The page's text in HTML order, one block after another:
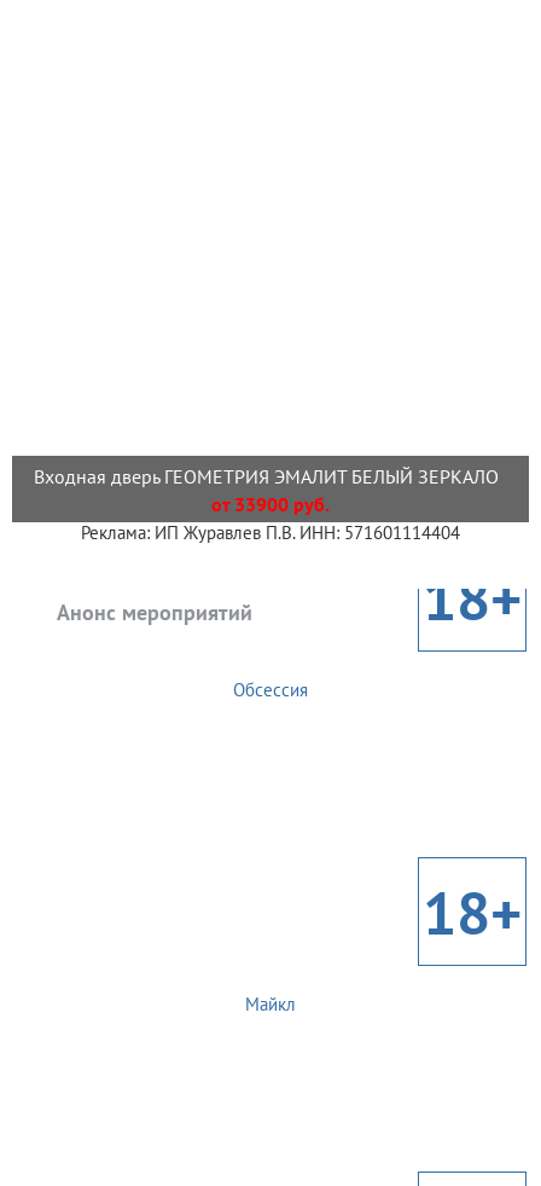
Входная дверь ГЕОМЕТРИЯ ЭМАЛИТ БЕЛЫЙ ЗЕРКАЛО
от 33900 руб.
Реклама: ИП Журавлев П.В. ИНН: 571601114404
Анонс мероприятий 18+
Обсессия
18+
Майкл